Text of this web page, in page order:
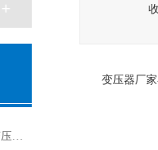
变压器厂
凯奥简析植物变压器油与天然酯绝缘油